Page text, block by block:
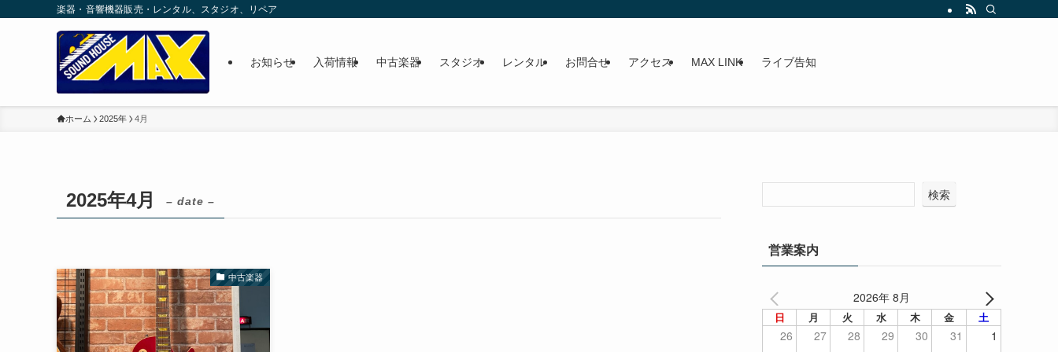
楽器・音響機器販売・レンタル、スタジオ、リペア
お知らせ 入荷情報 中古楽器 スタジオ レンタル お問合せ アクセス MAX LINK ライブ告知
ホーム 2025年 4月
2025年4月 – date –
中古楽器
検索
営業案内
2026年 8月
日 月 火 水 木 金 土
26 27 28 29 30 31 1